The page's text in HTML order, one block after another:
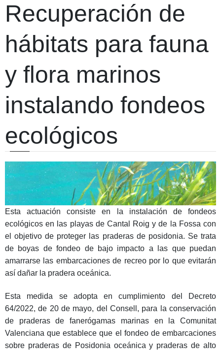
Recuperación de
hábitats para fauna
y flora marinos
instalando fondeos
ecológicos
Esta actuación consiste en la instalación de fondeos
ecológicos en las playas de Cantal Roig y de la Fossa con
el objetivo de proteger las praderas de posidonia. Se trata
de boyas de fondeo de bajo impacto a las que puedan
amarrarse las embarcaciones de recreo por lo que evitarán
así dañar la pradera oceánica.
Esta medida se adopta en cumplimiento del Decreto
64/2022, de 20 de mayo, del Consell, para la conservación
de praderas de fanerógamas marinas en la Comunitat
Valenciana que establece que el fondeo de embarcaciones
sobre praderas de Posidonia oceánica y praderas de alto